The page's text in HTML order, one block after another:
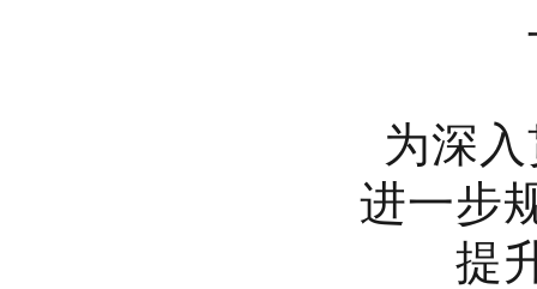
为深
进一步
提